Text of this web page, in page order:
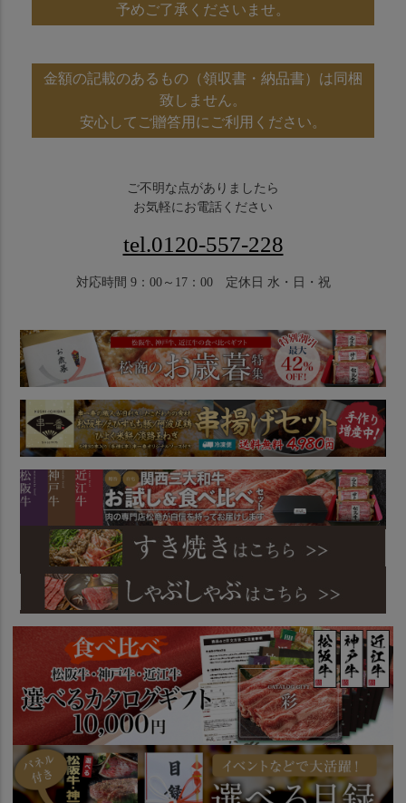
予めご了承くださいませ。
金額の記載のあるもの（領収書・納品書）は同梱
致しません。
安心してご贈答用にご利用ください。
ご不明な点がありましたら
お気軽にお電話ください
tel.0120-557-228
対応時間 9：00～17：00 定休日 水・日・祝